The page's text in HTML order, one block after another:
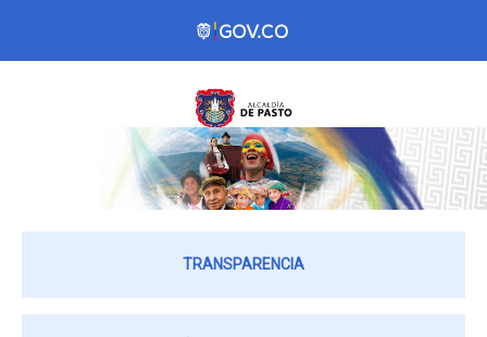
TRANSPARENCIA